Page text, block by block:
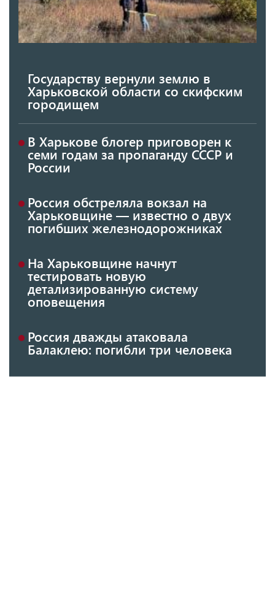
Государству вернули землю в
Харьковской области со скифским
городищем
В Харькове блогер приговорен к
семи годам за пропаганду СССР и
России
Россия обстреляла вокзал на
Харьковщине — известно о двух
погибших железнодорожниках
На Харьковщине начнут
тестировать новую
детализированную систему
оповещения
Россия дважды атаковала
Балаклею: погибли три человека